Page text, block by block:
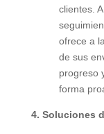
clientes.
ofrece a
de sus
progreso
forma
4. Soluciones